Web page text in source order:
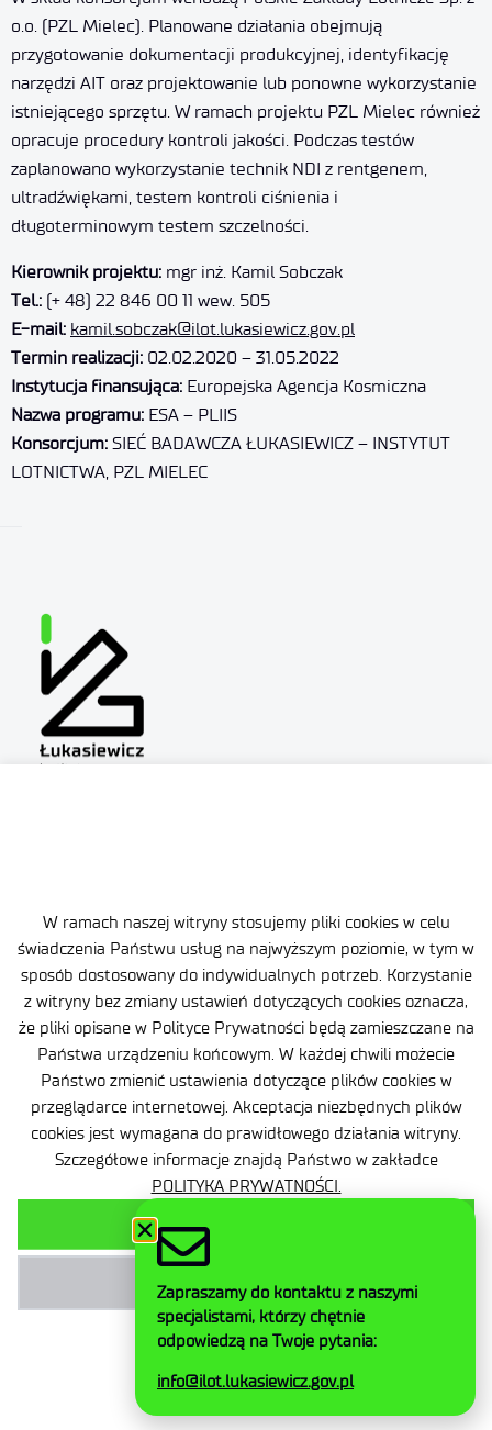
W ramach naszej witryny stosujemy pliki cookies w celu
świadczenia Państwu usług na najwyższym poziomie, w tym w
sposób dostosowany do indywidualnych potrzeb. Korzystanie
z witryny bez zmiany ustawień dotyczących cookies oznacza,
że pliki opisane w Polityce Prywatności będą zamieszczane na
Państwa urządzeniu końcowym. W każdej chwili możecie
Państwo zmienić ustawienia dotyczące plików cookies w
przeglądarce internetowej. Akceptacja niezbędnych plików
cookies jest wymagana do prawidłowego działania witryny.
Szczegółowe informacje znajdą Państwo w zakładce
POLITYKA PRYWATNOŚCI.
AKCEPTUJ WSZYSTKIE
AKCEPTUJ NIEZBĘDNE
o.o. (PZL Mielec). Planowane działania obejmują
przygotowanie dokumentacji produkcyjnej, identyfikację
narzędzi AIT oraz projektowanie lub ponowne wykorzystanie
istniejącego sprzętu. W ramach projektu PZL Mielec również
opracuje procedury kontroli jakości. Podczas testów
zaplanowano wykorzystanie technik NDI z rentgenem,
ultradźwiękami, testem kontroli ciśnienia i
długoterminowym testem szczelności.
Kierownik projektu: mgr inż. Kamil Sobczak
Tel.: (+ 48) 22 846 00 11 wew. 505
E-mail: kamil.sobczak@ilot.lukasiewicz.gov.pl
Termin realizacji: 02.02.2020 – 31.05.2022
Instytucja finansująca: Europejska Agencja Kosmiczna
Nazwa programu: ESA – PLIIS
Konsorcjum: SIEĆ BADAWCZA ŁUKASIEWICZ – INSTYTUT
LOTNICTWA, PZL MIELEC
Accessibility Declaration
Privacy Policy
Contact
General delivery conditions
Contact
Facebook
LinkedIn
Zapraszamy do kontaktu z naszymi
specjalistami, którzy chętnie
odpowiedzą na Twoje pytania:
info@ilot.lukasiewicz.gov.pl